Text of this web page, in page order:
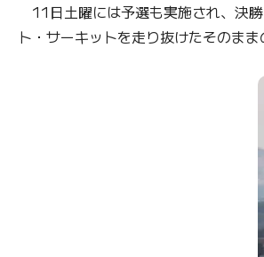
11日土曜には予選も実施され、決
ト・サーキットを走り抜けたそのま